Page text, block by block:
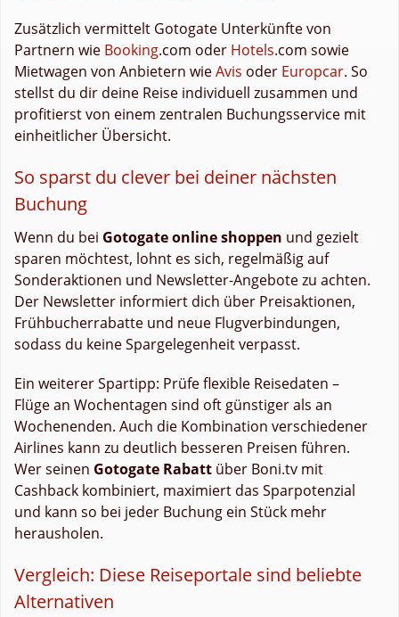
Zusätzlich vermittelt Gotogate Unterkünfte von
Partnern wie Booking.com oder Hotels.com sowie
Mietwagen von Anbietern wieAvis oder Europcar. So
stellst du dir deine Reise individuell zusammen und
profitierst von einem zentralen Buchungsservice mit
einheitlicher Übersicht.
So sparst du clever bei deiner nächsten
Buchung
Wenn du bei Gotogate online shoppen und gezielt
sparen möchtest, lohnt es sich, regelmäßig auf
Sonderaktionen und Newsletter-Angebote zu achten.
Der Newsletter informiert dich über Preisaktionen,
Frühbucherrabatte und neue Flugverbindungen,
sodass du keine Spargelegenheit verpasst.
Ein weiterer Spartipp: Prüfe flexible Reisedaten –
Flüge an Wochentagen sind oft günstiger als an
Wochenenden. Auch die Kombination verschiedener
Airlines kann zu deutlich besseren Preisen führen.
Wer seinen Gotogate Rabatt über Boni.tv mit
Cashback kombiniert, maximiert das Sparpotenzial
und kann so bei jeder Buchung ein Stück mehr
herausholen.
Vergleich: Diese Reiseportale sind beliebte
Alternativen